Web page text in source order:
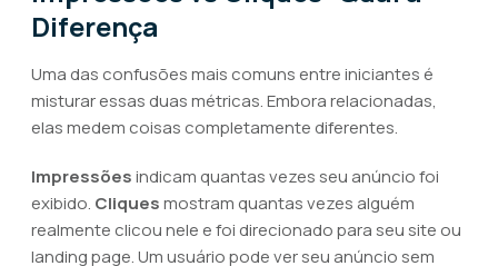
Diferença
Uma das confusões mais comuns entre iniciantes é
misturar essas duas métricas. Embora relacionadas,
elas medem coisas completamente diferentes.
Impressõesindicam quantas vezes seu anúncio foi
exibido. Cliquesmostram quantas vezes alguém
realmente clicou nele e foi direcionado para seu site ou
landing page. Um usuário pode ver seu anúncio sem